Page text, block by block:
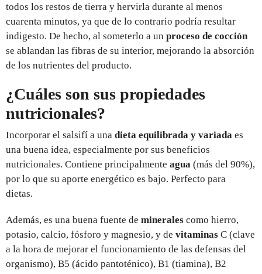
todos los restos de tierra y hervirla durante al menos
cuarenta minutos, ya que de lo contrario podría resultar
indigesto. De hecho, al someterlo a un proceso de cocción
se ablandan las fibras de su interior, mejorando la absorción
de los nutrientes del producto.
¿Cuáles son sus propiedades
nutricionales?
Incorporar el salsifí a una dieta equilibrada y variada es
una buena idea, especialmente por sus beneficios
nutricionales. Contiene principalmente agua (más del 90%),
por lo que su aporte energético es bajo. Perfecto para
dietas.
Además, es una buena fuente de minerales como hierro,
potasio, calcio, fósforo y magnesio, y de vitaminas C (clave
a la hora de mejorar el funcionamiento de las defensas del
organismo), B5 (ácido pantoténico), B1 (tiamina), B2